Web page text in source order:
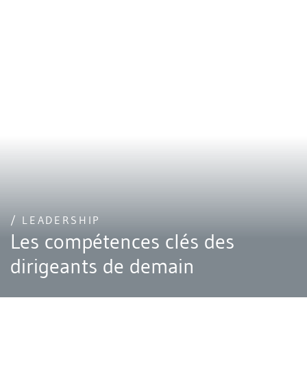
/ LEADERSHIP
Les compétences clés des
dirigeants de demain